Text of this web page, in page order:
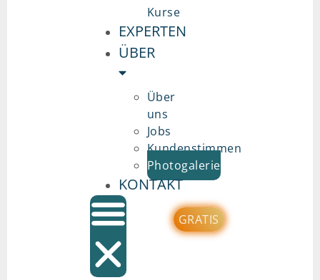
Kurse
EXPERTEN
ÜBER
Über
uns
Jobs
Kundenstimmen
Photogalerie
KONTAKT
GRATIS